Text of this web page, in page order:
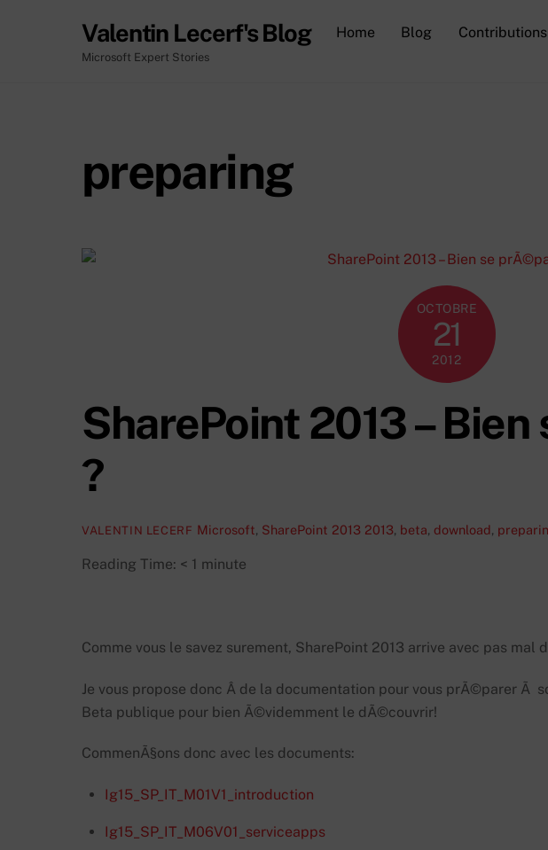
Valentin Lecerf's Blog
Microsoft Expert Stories
Home Blog Contributions
preparing
OCTOBRE
21
2012
SharePoint 2013 –
?
VALENTIN LECERF Microsoft, SharePoint 2013 2013, beta, download,
Reading Time: < 1 minute
Comme vous le savez surement, SharePoint 2013 arrive avec pas mal
Je vous propose donc Â de la documentation pour vous prÃ©parer Ã
Beta publique pour bien Ã©videmment le dÃ©couvrir!
CommenÃ§ons donc avec les documents:
Ig15_SP_IT_M01V1_introduction
Ig15_SP_IT_M06V01_serviceapps